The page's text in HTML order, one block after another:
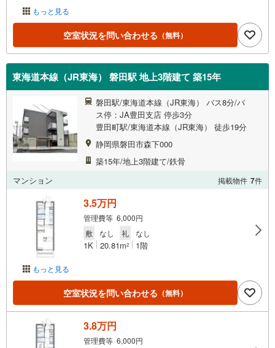
もっと見る
空室状況を問い合わせる （無料）
東海道本線（JR東海） 磐田駅 地上3階建て 築15年
磐田駅/東海道本線（JR東海） バス8分/バ
ス停：JA豊田支店 停歩3分
豊田町駅/東海道本線（JR東海） 徒歩19分
静岡県磐田市森下000
築15年/地上3階建て/鉄骨
マンション
掲載物件 7件
もっと見る
3.5万円
管理費等 6,000円
敷
なし 礼 なし
1K 20.81m2 1階
空室状況を問い合わせる （無料）
3.8万円
管理費等 6,000円